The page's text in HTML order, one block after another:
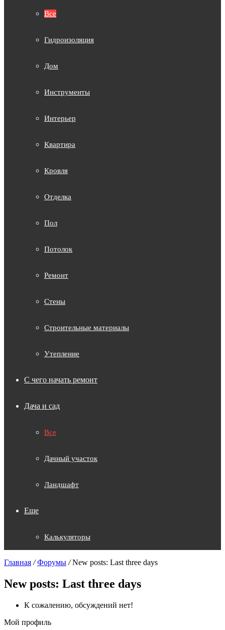
Все
Гидроизоляция
Дом
Инструменты
Интерьер
Квартира
Кровля
Отделка
Пол
Потолок
Ремонт
Стены
Строительные материалы
Утепление
С чего начать ремонт
Дача и сад
Все
Дачный участок
Ландшафт
Еще
Калькуляторы
Главная / Форумы / New posts: Last three days
New posts: Last three days
К сожалению, обсуждений нет!
Мой профиль